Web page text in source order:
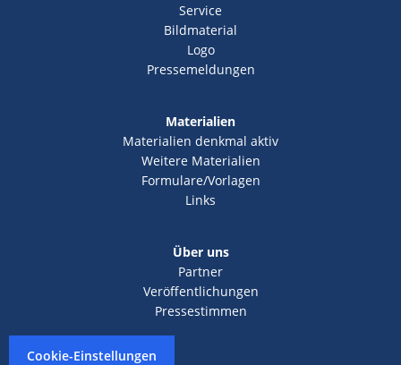
Service
Bildmaterial
Logo
Pressemeldungen
Materialien
Materialien denkmal aktiv
Weitere Materialien
Formulare/Vorlagen
Links
Über uns
Partner
Veröffentlichungen
Pressestimmen
Cookie-Einstellungen